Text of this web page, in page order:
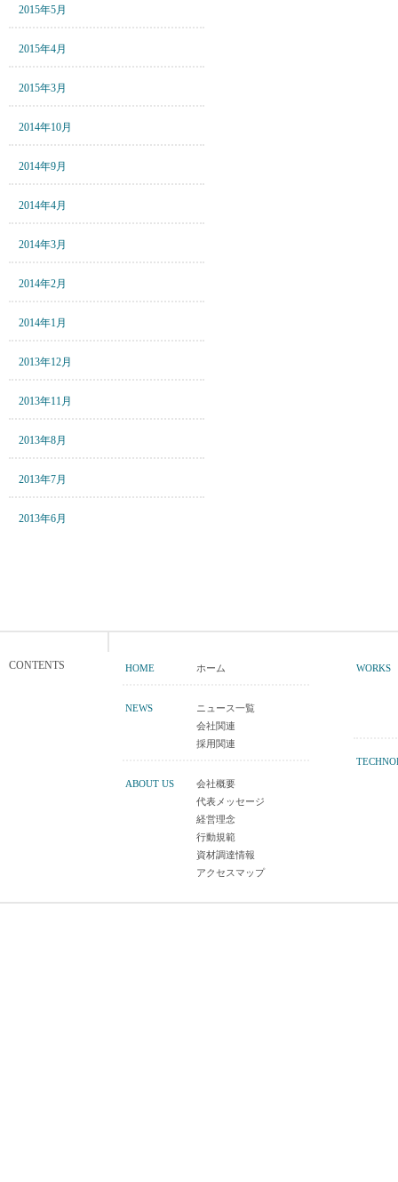
2015年5月
2015年4月
2015年3月
2014年10月
2014年9月
2014年4月
2014年3月
2014年2月
2014年1月
2013年12月
2013年11月
2013年8月
2013年7月
2013年6月
CONTENTS HOME ホーム
NEWS
ニュース一覧
会社関連
採用関連
ABOUT US
会社概要
代表メッセージ
経営理念
行動規範
資材調達情報
アクセスマップ
WORKS